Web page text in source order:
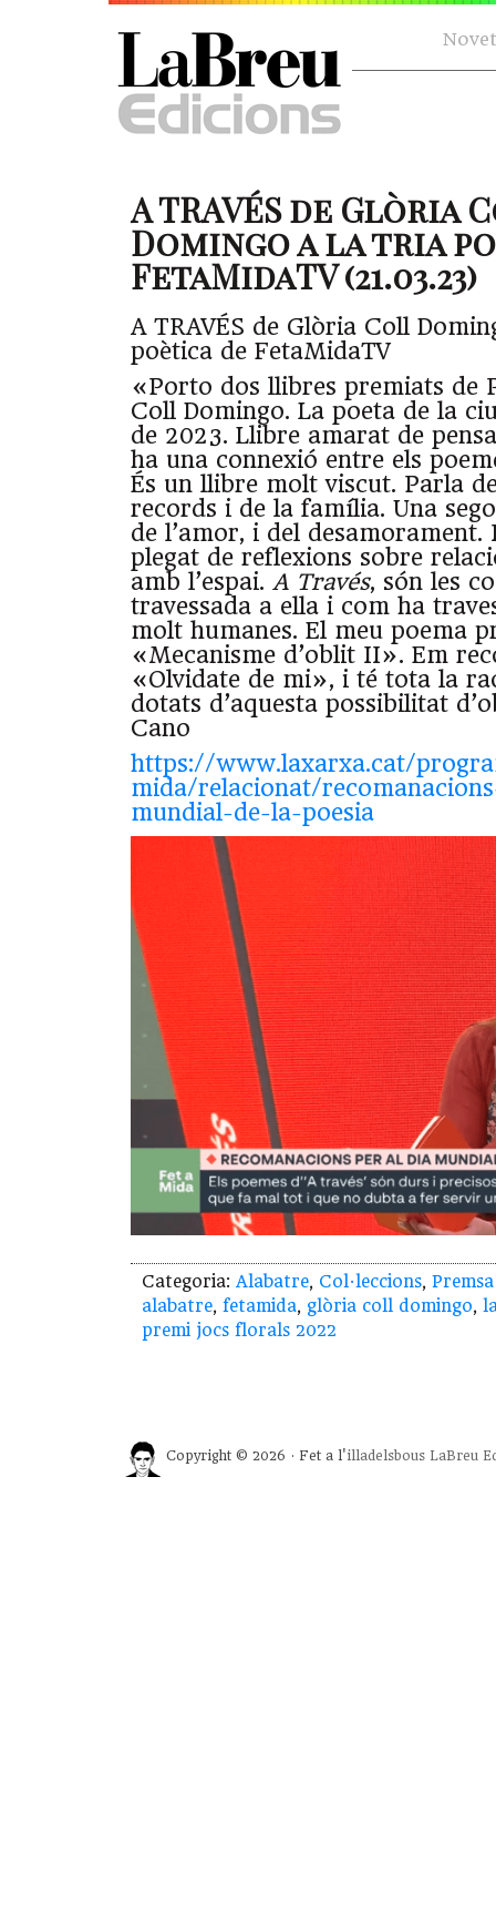
A TRAVÉS de Glòria
Domingo a la tria
FetaMidaTV (21.03.23)
A TRAVÉS de Glòria Coll
poètica de FetaMidaTV
«Porto dos llibres premiats de
Coll Domingo. La poeta de la
de 2023. Llibre amarat de
ha una connexió entre els
És un llibre molt viscut. Parla
records i de la família. Una
de l’amor, i del
plegat de reflexions sobre
amb l’espai. A Través, són les
travessada a ella i com ha
molt humanes. El meu poema
«Mecanisme d’oblit II». Em
«Olvidate de mi», i té tota la
dotats d’aquesta possibilitat
Cano
https://www.laxarxa.cat/
mida/relacionat/
mundial-de-la-poesia
Categoria: Alabatre, Col·leccions, Premsa
alabatre, fetamida, glòria coll domingo,
premi jocs florals 2022
Copyright © 2026 · Fet a l'illadelsbous LaBreu